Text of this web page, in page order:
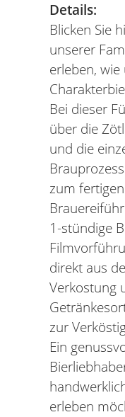
Details:
Blicken Sie
unserer
erleben,
Bei dieser
über die
und die
zum
1-stündige
direkt aus
Verkostung
zur
Ein
erleben